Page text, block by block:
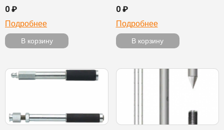
0 ₽
Подробнее
В корзину
0 ₽
Подробнее
В корзину